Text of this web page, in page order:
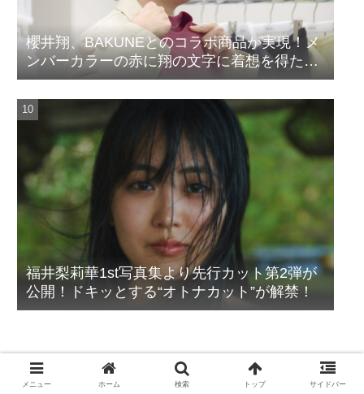
櫻井翔、BAKUNEとのコラボ商品が実現！メ
ンバーカラーの赤に翔の文字に着想を得たデ
ザイン
福井梨莉華1st写真集より先行カット第2弾が
公開！ドキッとする“オトナカット”が解禁！
ピックアップ（取材記事）
メニュー ホーム 検索 トップ サイドバー